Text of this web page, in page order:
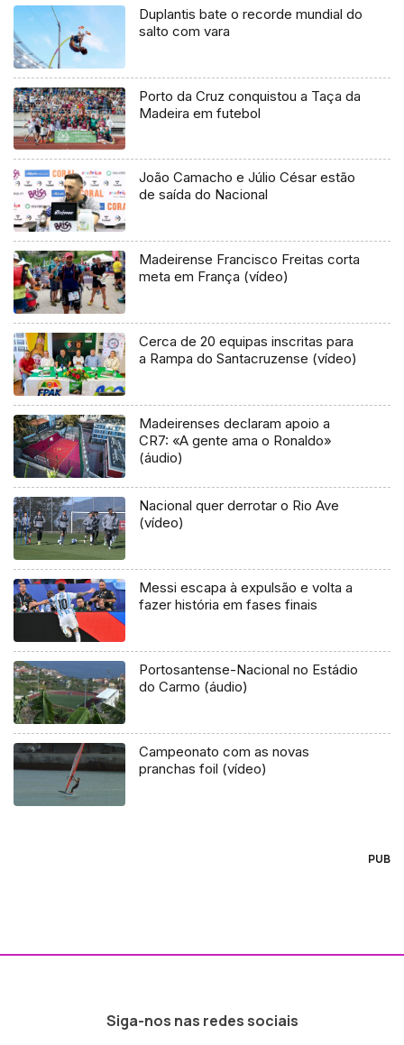
Duplantis bate o recorde mundial do
salto com vara
Porto da Cruz conquistou a Taça da
Madeira em futebol
João Camacho e Júlio César estão
de saída do Nacional
Madeirense Francisco Freitas corta
meta em França (vídeo)
Cerca de 20 equipas inscritas para
a Rampa do Santacruzense (vídeo)
Madeirenses declaram apoio a
CR7: «A gente ama o Ronaldo»
(áudio)
Nacional quer derrotar o Rio Ave
(vídeo)
Messi escapa à expulsão e volta a
fazer história em fases finais
Portosantense-Nacional no Estádio
do Carmo (áudio)
Campeonato com as novas
pranchas foil (vídeo)
PUB
Siga-nos nas redes sociais